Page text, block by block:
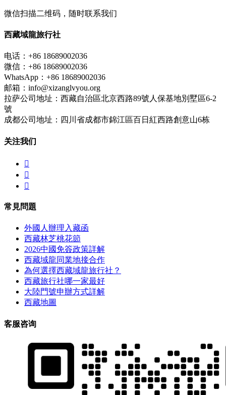
微信扫描二维码，随时联系我们
西藏域龍旅行社
电话：+86 18689002036
微信：+86 18689002036
WhatsApp：+86 18689002036
邮箱：info@xizanglvyou.org
拉萨公司地址：西藏自治區北京西路89號人保基地別墅區6-2
號
成都公司地址：四川省成都市錦江區百日紅西路創意山6栋
关注我们



常見問題
外國人辦理入藏函
西藏林芝桃花節
2026中國免簽政策詳解
西藏域龍同業地接合作
為何選擇西藏域龍旅行社？
西藏旅行社哪一家最好
大陸門號申辦方式詳解
西藏地圖
客服咨询